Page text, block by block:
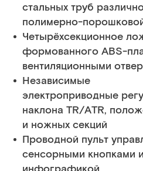
стальных труб
полимерно-
Четырёхсекционное
формованного ABS-
вентиляционными
Независимые
электроприводные
наклона TR/ATR,
и ножных секций
Проводной пульт
сенсорными кнопками